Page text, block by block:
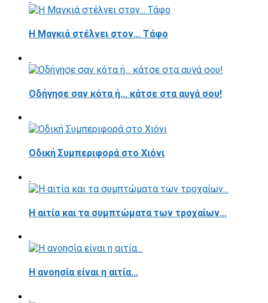
H Μαγκιά στέλνει στον... Τάφο
Οδήγησε σαν κότα ή... κάτσε στα αυγά σου!
Οδική Συμπεριφορά στο Χιόνι
Η αιτία και τα συμπτώματα των τροχαίων...
Η ανοησία είναι η αιτία...